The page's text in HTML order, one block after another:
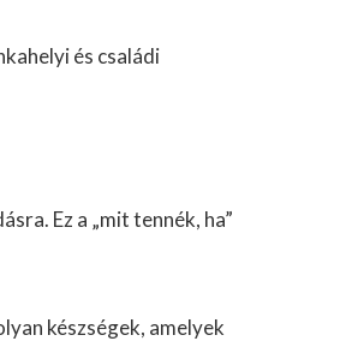
és családi
Ez a „mit tennék, ha”
készségek, amelyek